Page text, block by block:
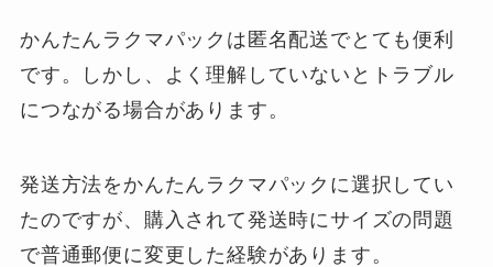
かんたんラクマパックは匿名配送でとても便利
です。しかし、よく理解していないとトラブル
につながる場合があります。
発送方法をかんたんラクマパックに選択してい
たのですが、購入されて発送時にサイズの問題
で普通郵便に変更した経験があります。